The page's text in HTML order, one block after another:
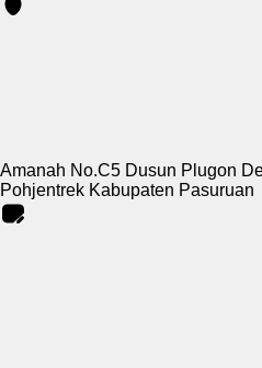
Amanah No.C5 Dusun Plugon
Pohjentrek Kabupaten Pasuruan